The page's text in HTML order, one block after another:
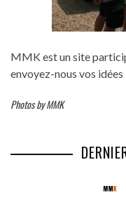
MMK est un site
envoyez-nous vos idées
Photos by MMK